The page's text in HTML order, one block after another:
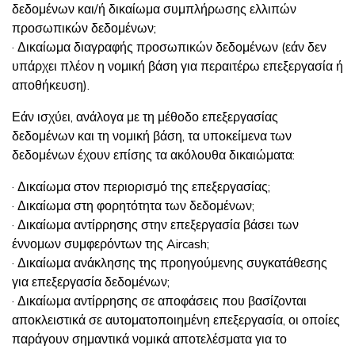
δεδομένων και/ή δικαίωμα συμπλήρωσης ελλιπών
προσωπικών δεδομένων;
· Δικαίωμα διαγραφής προσωπικών δεδομένων (εάν δεν
υπάρχει πλέον η νομική βάση για περαιτέρω επεξεργασία ή
αποθήκευση).
Εάν ισχύει, ανάλογα με τη μέθοδο επεξεργασίας
δεδομένων και τη νομική βάση, τα υποκείμενα των
δεδομένων έχουν επίσης τα ακόλουθα δικαιώματα:
· Δικαίωμα στον περιορισμό της επεξεργασίας;
· Δικαίωμα στη φορητότητα των δεδομένων;
· Δικαίωμα αντίρρησης στην επεξεργασία βάσει των
έννομων συμφερόντων της Aircash;
· Δικαίωμα ανάκλησης της προηγούμενης συγκατάθεσης
για επεξεργασία δεδομένων;
· Δικαίωμα αντίρρησης σε αποφάσεις που βασίζονται
αποκλειστικά σε αυτοματοποιημένη επεξεργασία, οι οποίες
παράγουν σημαντικά νομικά αποτελέσματα για το